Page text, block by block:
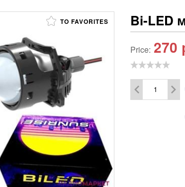
TO FAVORITES Bi-LED
Price: 270